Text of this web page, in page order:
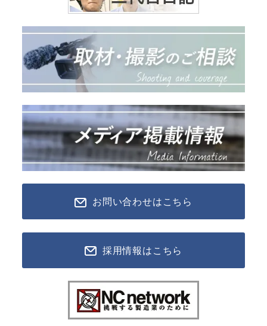
お問い合わせはこちら
採用情報はこちら